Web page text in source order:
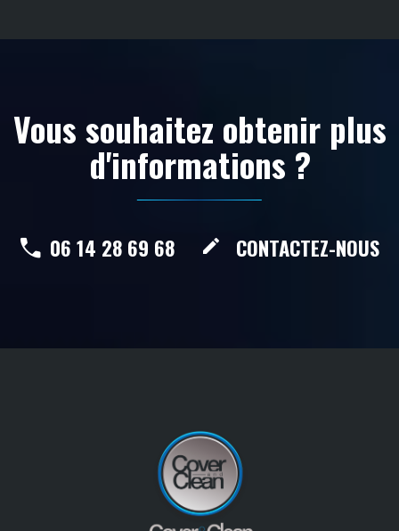
Vous souhaitez obtenir plus
d'informations ?
06 14 28 69 68 create CONTACTEZ-NOUS